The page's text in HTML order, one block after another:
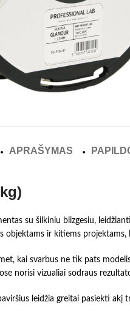
APRAŠYMAS
su šilkiniu blizgesiu,
objektams ir kitiems
kai svarbus ne tik pats
norisi vizualiai sodraus
leidžia greitai pasiekti